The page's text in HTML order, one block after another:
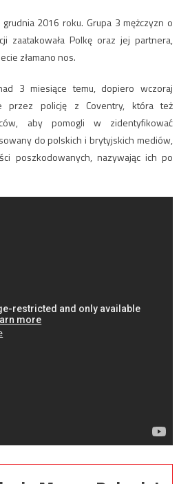
2016 roku. Grupa 3 mężczyzn o
zaatakowała Polkę oraz jej partnera,
złamano nos.
3 miesiące temu, dopiero wczoraj
przez policję z Coventry, która też
aby pomogli w zidentyfikować
do polskich i brytyjskich mediów,
poszkodowanych, nazywając ich po